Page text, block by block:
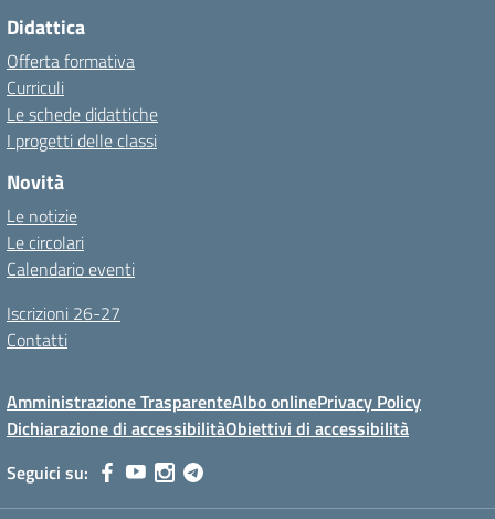
Didattica
Offerta formativa
Curriculi
Le schede didattiche
I progetti delle classi
Novità
Le notizie
Le circolari
Calendario eventi
Iscrizioni 26-27
Contatti
Amministrazione TrasparenteAlbo onlinePrivacy Policy
Dichiarazione di accessibilitàObiettivi di accessibilità
Seguici su: